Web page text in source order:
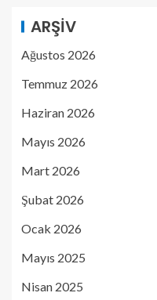
ARŞIV
Ağustos 2026
Temmuz 2026
Haziran 2026
Mayıs 2026
Mart 2026
Şubat 2026
Ocak 2026
Mayıs 2025
Nisan 2025